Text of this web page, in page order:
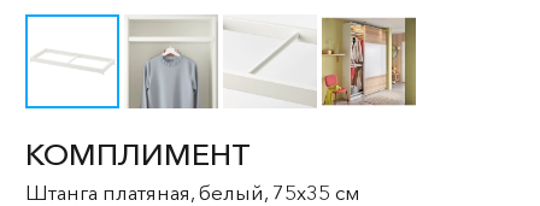
КОМПЛИМЕНТ
Штанга платяная, белый, 75x35 см